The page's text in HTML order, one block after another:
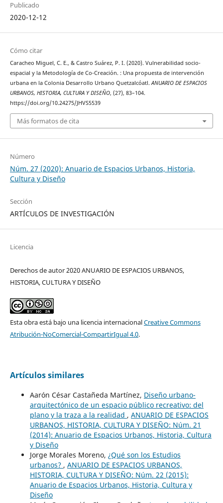
Publicado
2020-12-12
Cómo citar
Caracheo Miguel, C. E., & Castro Suárez, P. I. (2020). Vulnerabilidad socio-
espacial y la Metodología de Co-Creación. : Una propuesta de intervención
urbana en la Colonia Desarrollo Urbano Quetzalcóatl.ANUARIO DE ESPACIOS
URBANOS, HISTORIA, CULTURA Y DISEÑO, (27), 83–104.
https://doi.org/10.24275/JHVS5539
Más formatos de cita
Número
Núm. 27 (2020): Anuario de Espacios Urbanos, Historia,
Cultura y Diseño
Sección
ARTÍCULOS DE INVESTIGACIÓN
Licencia
Derechos de autor 2020 ANUARIO DE ESPACIOS URBANOS,
HISTORIA, CULTURA Y DISEÑO
Esta obra está bajo una licencia internacionalCreative Commons
Atribución-NoComercial-CompartirIgual 4.0.
Artículos similares
Aarón César Castañeda Martínez, Diseño urbano-
arquitectónico de un espacio público recreativo: del
plano y la traza a la realidad , ANUARIO DE ESPACIOS
URBANOS, HISTORIA, CULTURA Y DISEÑO: Núm. 21
(2014): Anuario de Espacios Urbanos, Historia, Cultura
y Diseño
Jorge Morales Moreno, ¿Qué son los Estudios
urbanos? , ANUARIO DE ESPACIOS URBANOS,
HISTORIA, CULTURA Y DISEÑO: Núm. 22 (2015):
Anuario de Espacios Urbanos, Historia, Cultura y
Diseño